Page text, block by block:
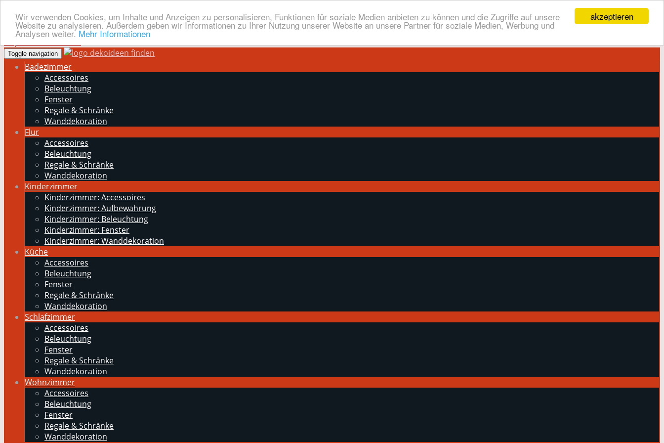
akzeptieren
Wir verwenden Cookies, um Inhalte und Anzeigen zu personalisieren, Funktionen für soziale Medien anbieten zu können und die Zugriffe auf unsere
Website zu analysieren. Außerdem geben wir Informationen zu Ihrer Nutzung unserer Website an unsere Partner für soziale Medien, Werbung und
Analysen weiter. Mehr Informationen
Skip to main content
Toggle navigation
Badezimmer
Accessoires
Beleuchtung
Fenster
Regale & Schränke
Wanddekoration
Flur
Accessoires
Beleuchtung
Regale & Schränke
Wanddekoration
Kinderzimmer
Kinderzimmer: Accessoires
Kinderzimmer: Aufbewahrung
Kinderzimmer: Beleuchtung
Kinderzimmer: Fenster
Kinderzimmer: Wanddekoration
Küche
Accessoires
Beleuchtung
Fenster
Regale & Schränke
Wanddekoration
Schlafzimmer
Accessoires
Beleuchtung
Fenster
Regale & Schränke
Wanddekoration
Wohnzimmer
Accessoires
Beleuchtung
Fenster
Regale & Schränke
Wanddekoration